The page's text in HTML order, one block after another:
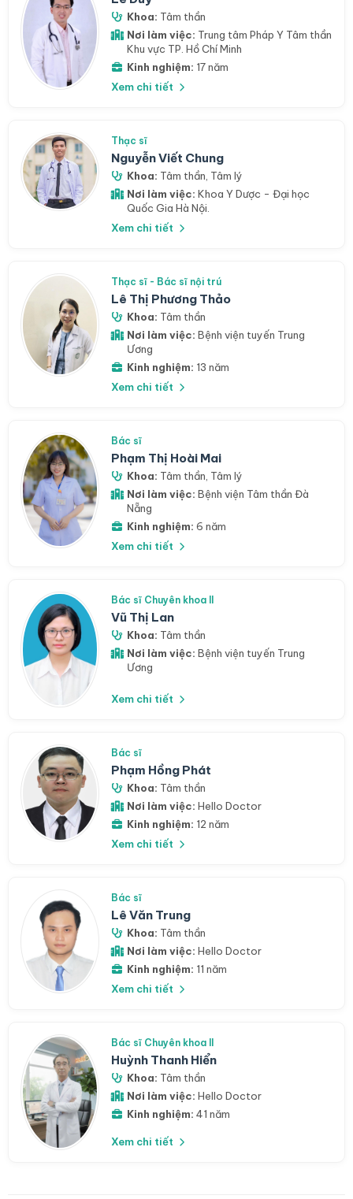
Khoa: Tâm thần
Nơi làm việc: Trung tâm Pháp Y Tâm thần
Khu vực TP. Hồ Chí Minh
Kinh nghiệm: 17 năm
Xem chi tiết
Thạc sĩ
Nguyễn Viết Chung
Khoa: Tâm thần Tâm lý
Nơi làm việc: Khoa Y Dược - Đại học
Quốc Gia Hà Nội.
Xem chi tiết
Thạc sĩ - Bác sĩ nội trú
Lê Thị Phương Thảo
Khoa: Tâm thần
Nơi làm việc: Bệnh viện tuyến Trung
Ương
Kinh nghiệm: 13 năm
Xem chi tiết
Bác sĩ
Phạm Thị Hoài Mai
Khoa: Tâm thần Tâm lý
Nơi làm việc: Bệnh viện Tâm thần Đà
Nẵng
Kinh nghiệm: 6 năm
Xem chi tiết
Bác sĩ Chuyên khoa II
Vũ Thị Lan
Khoa: Tâm thần
Nơi làm việc: Bệnh viện tuyến Trung
Ương
Xem chi tiết
Bác sĩ
Phạm Hồng Phát
Khoa: Tâm thần
Nơi làm việc: Hello Doctor
Kinh nghiệm: 12 năm
Xem chi tiết
Bác sĩ
Lê Văn Trung
Khoa: Tâm thần
Nơi làm việc: Hello Doctor
Kinh nghiệm: 11 năm
Xem chi tiết
Bác sĩ Chuyên khoa II
Huỳnh Thanh Hiển
Khoa: Tâm thần
Nơi làm việc: Hello Doctor
Kinh nghiệm: 41 năm
Xem chi tiết